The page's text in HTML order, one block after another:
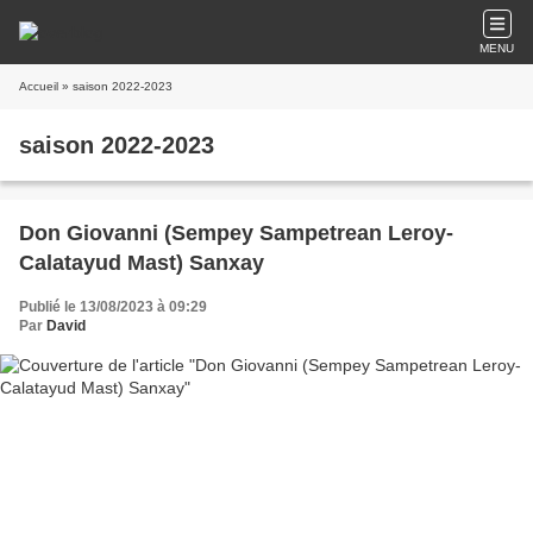
MENU
Accueil » saison 2022-2023
saison 2022-2023
Don Giovanni (Sempey Sampetrean Leroy-
Calatayud Mast) Sanxay
Publié le 13/08/2023 à 09:29
Par David